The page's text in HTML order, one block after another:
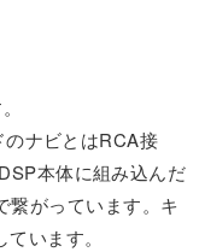
ナビとはRCA接
本体に組み込んだ
繋がっています。キ
います。